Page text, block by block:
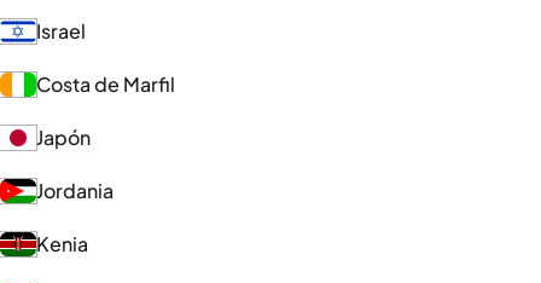
Israel
Costa de Marfil
Japón
Jordania
Kenia